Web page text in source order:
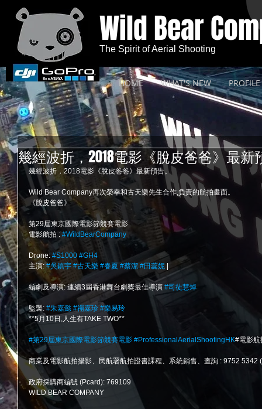
HOME WHAT'S NEW PROFILE
Wild Bear
The Spirit of Aerial Shooting
幾經波折，2018電影《脫皮爸爸》最新
幾經波折，2018電影《脫皮爸爸》最新預告。
Wild Bear Company再次榮幸和古天樂先生合作,負責的航拍畫面。
《脫皮爸爸》
第29屆東京國際電影節競賽電影
電影航拍 : #WildBearCompany
Drone: #S1000 #GH4
主演: #吳鎮宇 #古天樂 #春夏 #蔡潔 #田蕊妮
編劇及導演: 連續3屆香港舞台劇獎最佳導演 #司徒慧焯
監製: #朱嘉懿 #禤嘉珍 #樂易玲
**5月10日,人生有TAKE TWO**
#第29屆東京國際電影節競賽電影 #ProfessionalAerialShootingHK#電影
商業及電影航拍攝影、民航署航拍證書課程、系統銷售、查詢 : 9752 5342
政府採購商編號 (Pcard): 769109
WILD BEAR COMPANY